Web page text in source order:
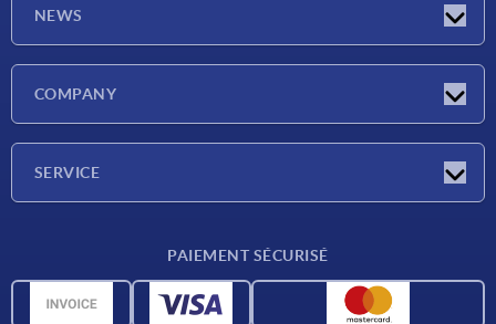
NEWS
COMPANY
SERVICE
Matériaux
PAIEMENT SÉCURISÉ